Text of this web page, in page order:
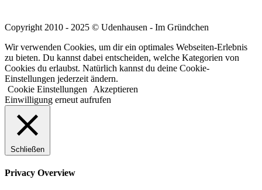
Copyright 2010 - 2025 © Udenhausen - Im Gründchen
Wir verwenden Cookies, um dir ein optimales Webseiten-Erlebnis
zu bieten. Du kannst dabei entscheiden, welche Kategorien von
Cookies du erlaubst. Natürlich kannst du deine Cookie-
Einstellungen jederzeit ändern.
Cookie Einstellungen
Akzeptieren
Einwilligung erneut aufrufen
Schließen
Privacy Overview